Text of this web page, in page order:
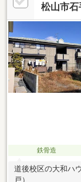
松山市石
鉄骨造
道後校区の大和ハ
戸）